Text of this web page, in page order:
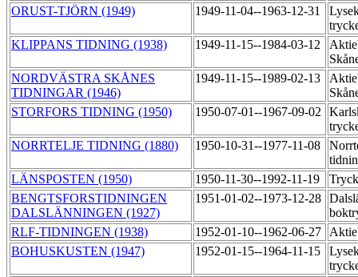
ORUST-TJÖRN (1949)
1949-11-04--1963-12-31
KLIPPANS TIDNING (1938)
1949-11-15--1984-03-12
NORDVÄSTRA SKÅNES
TIDNINGAR (1946)
1949-11-15--1989-02-13
STORFORS TIDNING (1950)
1950-07-01--1967-09-02
NORRTELJE TIDNING (1880)
1950-10-31--1977-11-08
LÄNSPOSTEN (1950)
1950-11-30--1992-11-19
BENGTSFORSTIDNINGEN
DALSLÄNNINGEN (1927)
1951-01-02--1973-12-28
RLF-TIDNINGEN (1938)
1952-01-10--1962-06-27
BOHUSKUSTEN (1947)
1952-01-15--1964-11-15